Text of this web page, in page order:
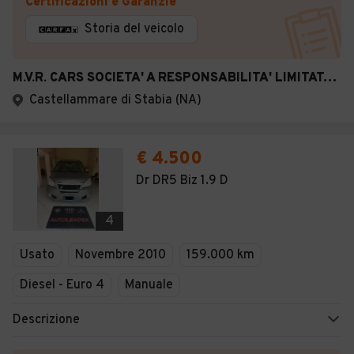
Storia del veicolo
M.V.R. CARS SOCIETA' A RESPONSABILITA' LIMITATA SE
Castellammare di Stabia (NA)
4
€ 4.500
Dr DR5 Biz 1.9 D
Usato Novembre 2010
159.000 km
Diesel - Euro 4
Manuale
Descrizione